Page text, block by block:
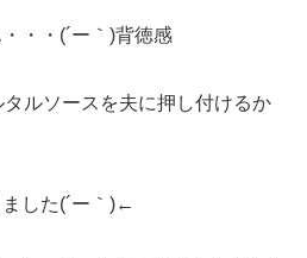
・・(´ー｀)背徳感
ルソースを夫に押し付けるか
した(´ー｀)←